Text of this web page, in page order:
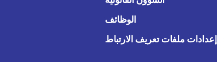
الوظائف
إعدادات ملفات تعريف الارتباط